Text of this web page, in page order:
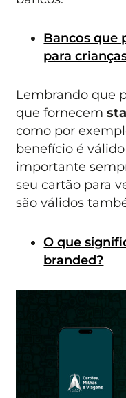
Bancos que
para
Lembrando que
que fornecem
como por
benefício é
importante
seu cartão para
são válidos
O que
branded?